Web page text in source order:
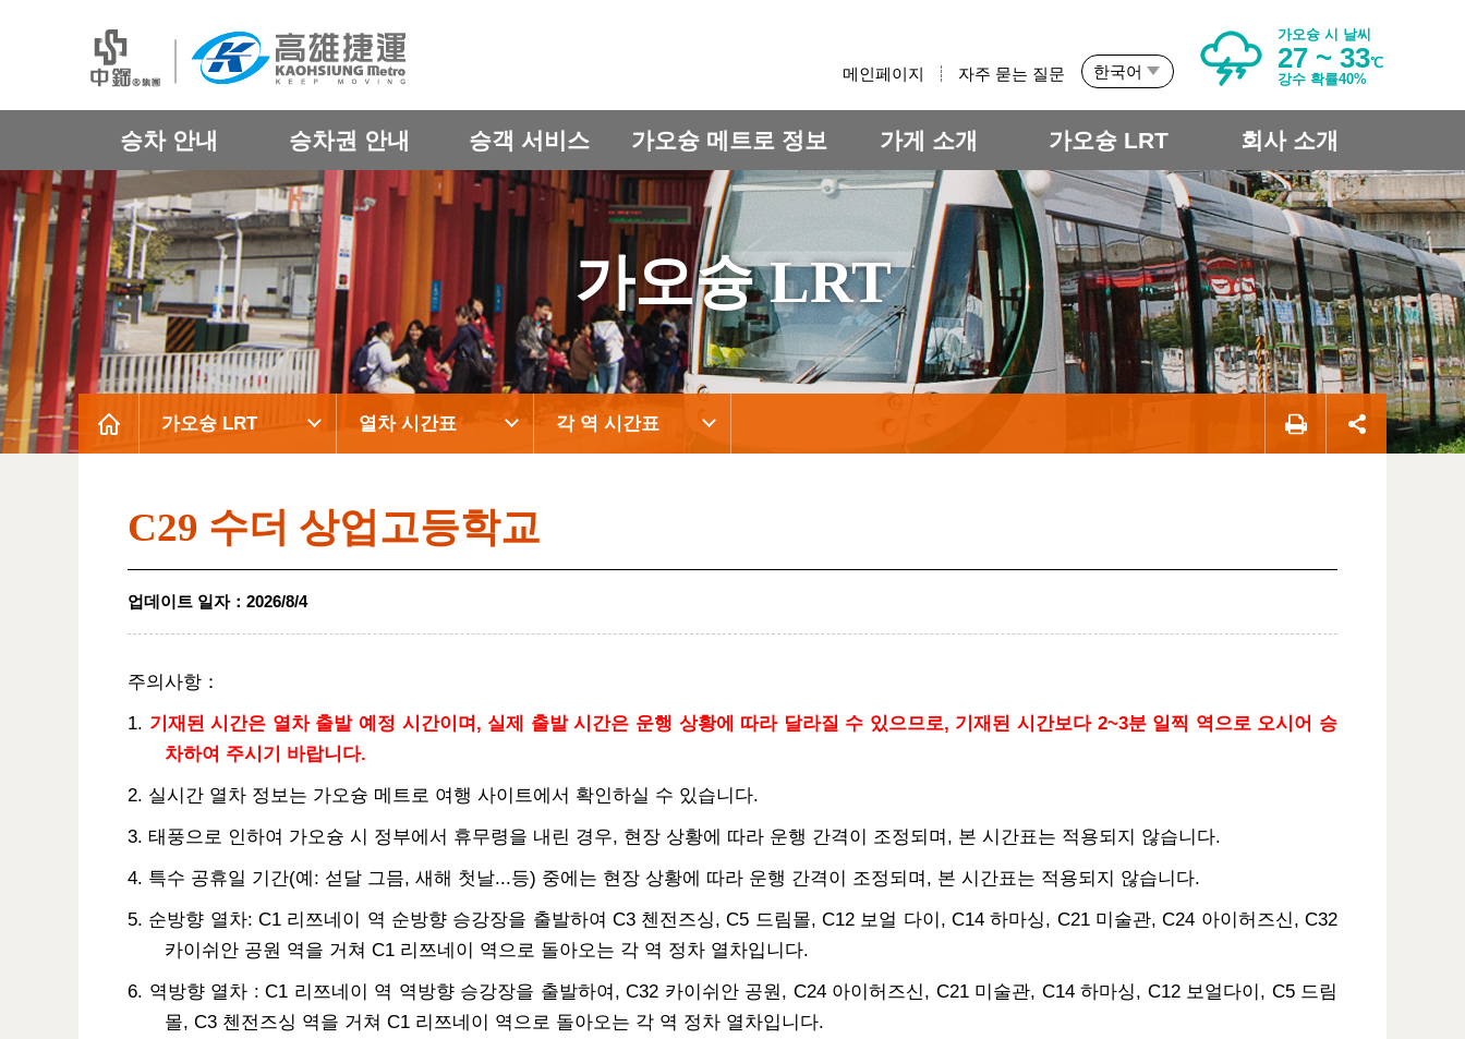
메인페이지 자주 묻는 질문 한국어
가오슝 시 날씨
27 ~ 33℃
강수 확률40%
승차 안내 승차권 안내 승객 서비스 가오슝 메트로 정보 가게 소개 가오슝 LRT 회사 소개
가오슝 LRT
가오슝 LRT 열차 시간표 각 역 시간표
C29 수더 상업고등학교
업데이트 일자： 2026/8/4
주의사항：
1. 기재된 시간은 열차 출발 예정 시간이며, 실제 출발 시간은 운행 상황에 따라 달라질 수 있으므로, 기재된 시간보다 2~3분 일찍 역으로 오시어 승
차하여 주시기 바랍니다.
2. 실시간 열차 정보는 가오슝 메트로 여행 사이트에서 확인하실 수 있습니다.
3. 태풍으로 인하여 가오슝 시 정부에서 휴무령을 내린 경우, 현장 상황에 따라 운행 간격이 조정되며, 본 시간표는 적용되지 않습니다.
4. 특수 공휴일 기간(예: 섣달 그믐, 새해 첫날...등) 중에는 현장 상황에 따라 운행 간격이 조정되며, 본 시간표는 적용되지 않습니다.
5. 순방향 열차: C1 리쯔네이 역 순방향 승강장을 출발하여 C3 첸전즈싱, C5 드림몰, C12 보얼 다이, C14 하마싱, C21 미술관, C24 아이허즈신, C32
카이쉬안 공원 역을 거쳐 C1 리쯔네이 역으로 돌아오는 각 역 정차 열차입니다.
6. 역방향 열차 : C1 리쯔네이 역 역방향 승강장을 출발하여, C32 카이쉬안 공원, C24 아이허즈신, C21 미술관, C14 하마싱, C12 보얼다이, C5 드림
몰, C3 첸전즈싱 역을 거쳐 C1 리쯔네이 역으로 돌아오는 각 역 정차 열차입니다.